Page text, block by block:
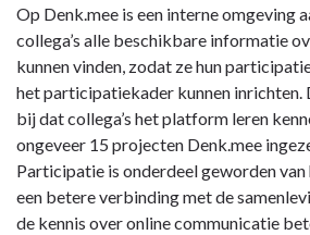
paragraaf?
navigatie
Paragraaf
De
inwoner
centraal
participatie
Op Denk.mee is een interne omgeving
collega’s alle beschikbare informatie
kunnen vinden, zodat ze hun
het participatiekader kunnen inrichten.
bij dat collega’s het platform leren
ongeveer 15 projecten Denk.mee
Participatie is onderdeel geworden
een betere verbinding met de
de kennis over online communicatie